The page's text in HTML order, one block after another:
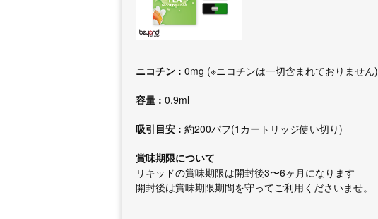
ニコチン : 0mg (※ニコチンは一切含まれておりません)
容量 : 0.9ml
吸引目安 : 約200パフ(1カートリッジ使い切り)
賞味期限について
リキッドの賞味期限は開封後3〜6ヶ月になります
開封後は賞味期限期間を守ってご利用くださいませ。